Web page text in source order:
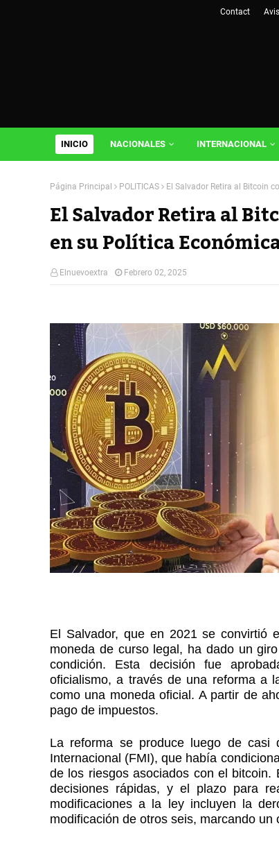
Contact
INICIO NACIONALES INTERNACIONAL
Página Principal POLITICAS El Salvador Retira al Bitcoin
El Salvador Retira al
en su Política
Elnuevoextra Febrero 02, 2025
El Salvador, que en 2021 se convirtió
moneda de curso legal, ha dado un
condición. Esta decisión fue
oficialismo, a través de una reforma a
como una moneda oficial. A partir de
pago de impuestos.
La reforma se produce luego de casi
Internacional (FMI), que había
de los riesgos asociados con el bitcoin.
decisiones rápidas, y el plazo para
modificaciones a la ley incluyen la
modificación de otros seis, marcando